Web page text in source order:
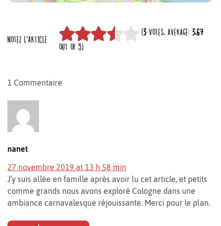
NOTEZ L'ARTICLE
(3VOTES, AVERAGE: 3,67
OUT OF 5)
1 Commentaire
nanet
27 novembre 2019 at 13 h 58 min
J’y suis allée en famille après avoir lu cet article, et petits
comme grands nous avons exploré Cologne dans une
ambiance carnavalesque réjouissante. Merci pour le plan.